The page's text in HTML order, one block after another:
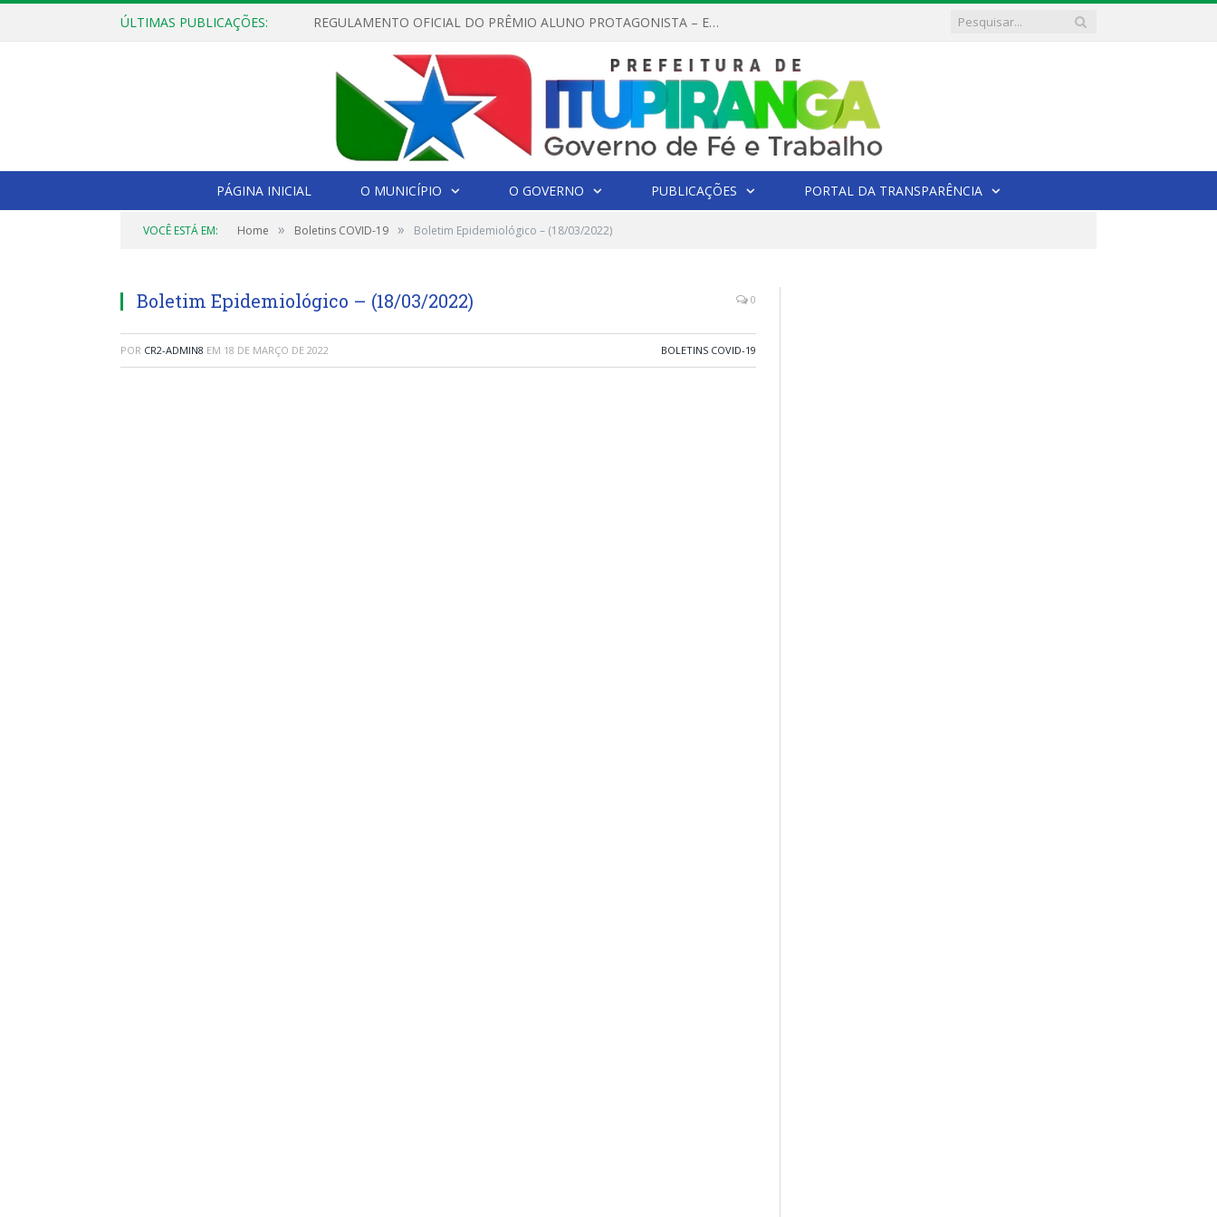
ÚLTIMAS PUBLICAÇÕES: REGULAMENTO OFICIAL DO PRÊMIO ALUNO PROTAGONISTA – EDIÇÃO 2026
PÁGINA INICIAL O MUNICÍPIO O GOVERNO PUBLICAÇÕES PORTAL DA TRANSPARÊNCIA
VOCÊ ESTÁ EM: Home » Boletins COVID-19 » Boletim Epidemiológico – (18/03/2022)
Boletim Epidemiológico – (18/03/2022) 0
POR CR2-ADMIN8 EM 18 DE MARÇO DE 2022 BOLETINS COVID-19